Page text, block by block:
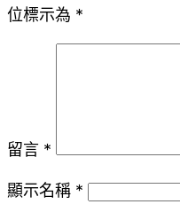
位標示為 *
留言 *
顯示名稱 *